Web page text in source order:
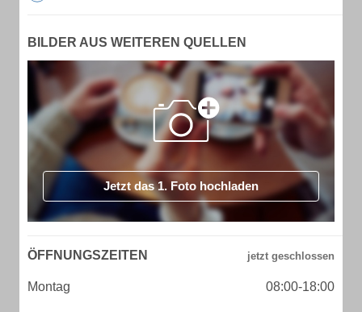
BILDER AUS WEITEREN QUELLEN
Jetzt das 1. Foto hochladen
ÖFFNUNGSZEITEN
Montag 08:00-18:00